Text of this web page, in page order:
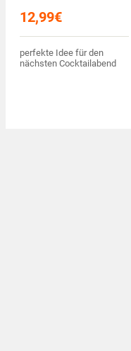
12,99€
perfekte Idee für den
nächsten Cocktailabend